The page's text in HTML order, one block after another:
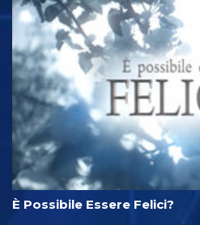
È Possibile Essere Felici?